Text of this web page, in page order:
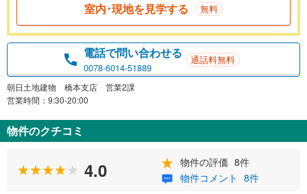
室内･現地を見学する 無料
電話で問い合わせる
0078-6014-51889
通話料無料
朝日土地建物 橋本支店 営業2課
営業時間：9:30-20:00
物件のクチコミ
4.0 物件の評価 8件
物件コメント 8件